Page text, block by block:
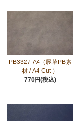
PB3327-A4（豚革PB素
材 / A4-Cut ）
770円(税込)